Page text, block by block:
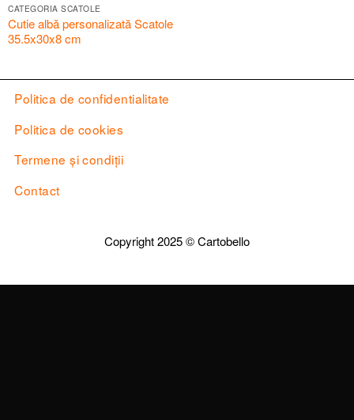
CATEGORIA SCATOLE
Cutie albă personalizată Scatole
35.5x30x8 cm
Politica de confidentialitate
Politica de cookies
Termene și condiții
Contact
Copyright 2025 ©Cartobello